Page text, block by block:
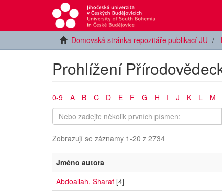
Domovská stránka repozitáře publikací JU
Prohlížení
0-9 A B C D E F G H I J K L M
Zobrazují se záznamy 1-20 z 2734
Jméno autora
Abdoallah, Sharaf [4]